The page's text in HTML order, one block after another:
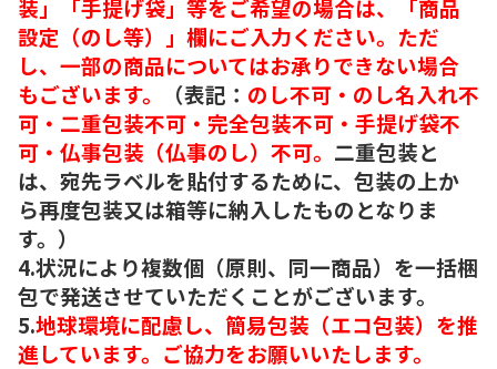
装」「手提げ袋」等をご希望の場合は、「商品
設定（のし等）」欄にご入力ください。ただ
し、一部の商品についてはお承りできない場合
もございます。
（表記： のし不可・のし名入れ不
可・二重包装不可・完全包装不可・手提げ袋不
可・仏事包装（仏事のし）不可。 二重包装と
は、宛先ラベルを貼付するために、包装の上か
ら再度包装又は箱等に納入したものとなりま
す。）
4.状況により複数個（原則、同一商品）を一括梱
包で発送させていただくことがございます。
5.地球環境に配慮し、簡易包装（エコ包装）を推
進しています。ご協力をお願いいたします。